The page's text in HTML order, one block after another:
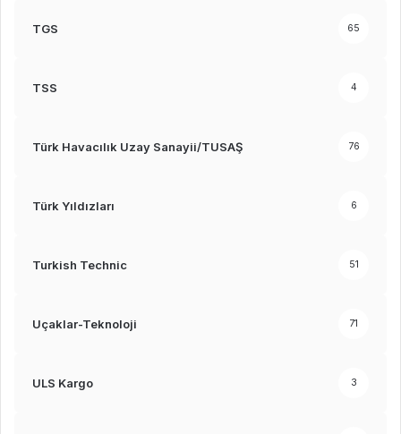
TGS 65
TSS 4
Türk Havacılık Uzay Sanayii/TUSAŞ 76
Türk Yıldızları 6
Turkish Technic 51
Uçaklar-Teknoloji 71
ULS Kargo 3